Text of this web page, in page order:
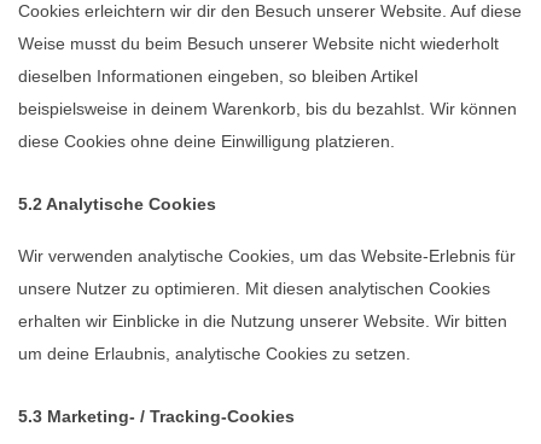
Cookies erleichtern wir dir den Besuch unserer Website. Auf diese
Weise musst du beim Besuch unserer Website nicht wiederholt
dieselben Informationen eingeben, so bleiben Artikel
beispielsweise in deinem Warenkorb, bis du bezahlst. Wir können
diese Cookies ohne deine Einwilligung platzieren.
5.2 Analytische Cookies
Wir verwenden analytische Cookies, um das Website-Erlebnis für
unsere Nutzer zu optimieren. Mit diesen analytischen Cookies
erhalten wir Einblicke in die Nutzung unserer Website. Wir bitten
um deine Erlaubnis, analytische Cookies zu setzen.
5.3 Marketing- / Tracking-Cookies